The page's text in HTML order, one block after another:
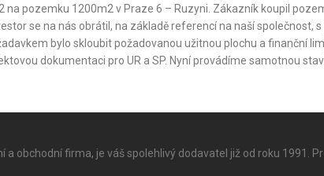
pozemku 1200m2 v Praze 6 – Ruzyni. Zákazník koupil
se na nás obrátil, na základě referencí na naší společnost,
bylo skloubit požadovanou užitnou plochu a finanční
dokumentaci pro UR a SP. Nyní provádíme samotnou
a obchodní firma, je váš spolehlivý dodavatel již od roku 1991.